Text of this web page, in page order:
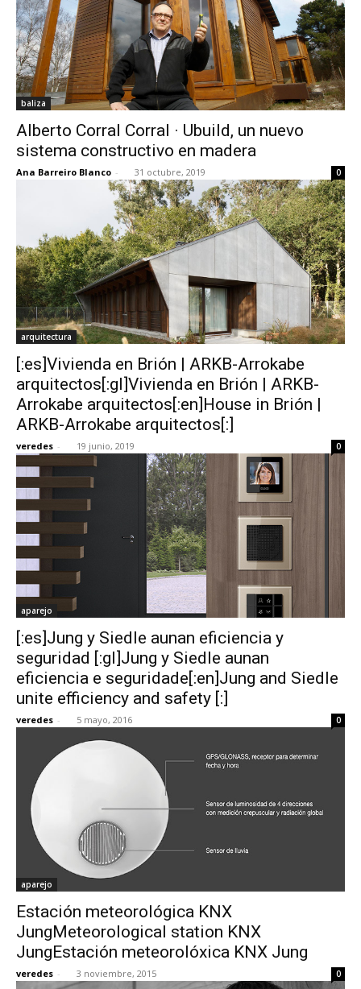
baliza
Alberto Corral Corral · Ubuild, un nuevo
sistema constructivo en madera
Ana Barreiro Blanco - 31 octubre, 2019 0
arquitectura
[:es]Vivienda en Brión | ARKB-Arrokabe
arquitectos[:gl]Vivienda en Brión | ARKB-
Arrokabe arquitectos[:en]House in Brión |
ARKB-Arrokabe arquitectos[:]
veredes - 19 junio, 2019 0
aparejo
[:es]Jung y Siedle aunan eficiencia y
seguridad [:gl]Jung y Siedle aunan
eficiencia e seguridade[:en]Jung and Siedle
unite efficiency and safety [:]
veredes - 5 mayo, 2016 0
aparejo
Estación meteorológica KNX
JungMeteorological station KNX
JungEstación meteorolóxica KNX Jung
veredes - 3 noviembre, 2015 0